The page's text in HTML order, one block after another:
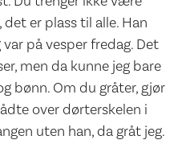
er plass til alle. Han
på vesper fredag. Det
men da kunne jeg bare
bønn. Om du gråter, gjør
over dørterskelen i
uten han, da gråt jeg.